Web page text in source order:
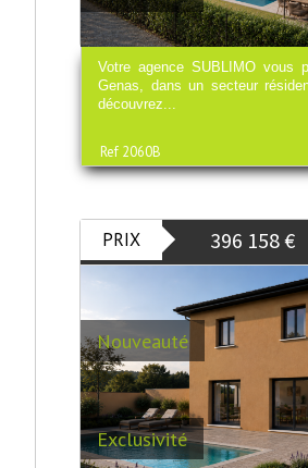
Votre agence SUBLIMO vous
Genas, dans un secteur
découvrez...
Ref 2060B
PRIX 396 158€
Exclusivité
Nouveauté